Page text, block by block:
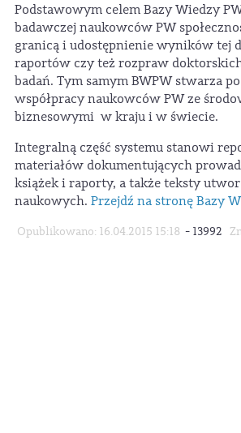
Podstawowym celem Bazy Wiedzy
badawczej naukowców PW
granicą i udostępnienie wyników tej
raportów czy też rozpraw
badań. Tym samym BWPW stwarza
współpracy naukowców PW ze
biznesowymi w kraju i w świecie.
Integralną część systemu stanowi
materiałów dokumentujących
książek i raporty, a także teksty
naukowych. Przejdź na stronę Bazy
Opublikowano: 16.04.2015 15:18 - 13992